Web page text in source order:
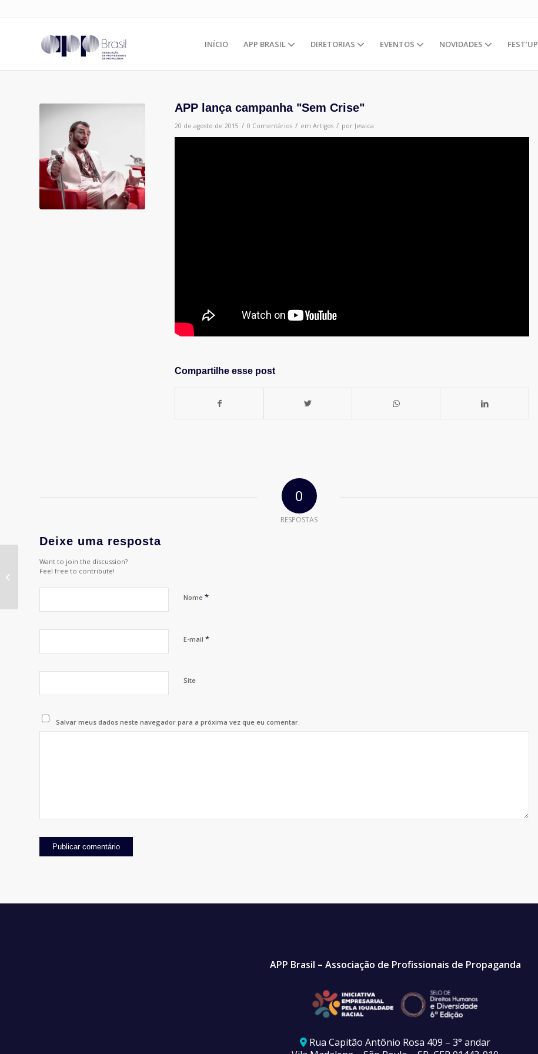
INÍCIO APP BRASIL DIRETORIAS EVENTOS NOVIDADES FEST’UP
APP lança campanha "Sem Crise"
20 de agosto de 2015 / 0 Comentários / em Artigos / por Jessica
Compartilhe esse post
0
RESPOSTAS
Deixe uma resposta
Want to join the discussion?
Feel free to contribute!
Nome *
E-mail *
Site
Salvar meus dados neste navegador para a próxima vez que eu comentar.
APP Brasil – Associação de Profissionais de Propaganda
Rua Capitão Antônio Rosa 409 – 3° andar
Cerimonia de
Premiação do